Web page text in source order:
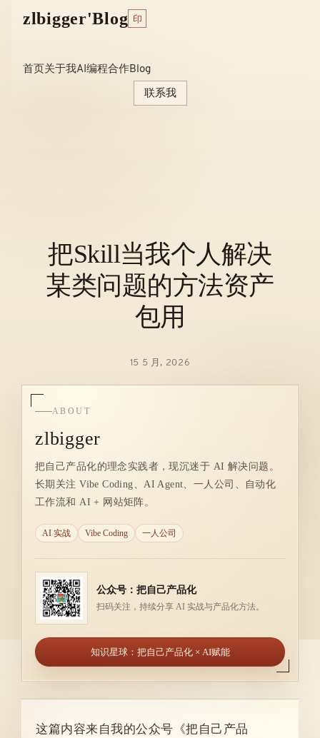
zlbigger'Blog 印
首页 关于我AI编程合作Blog
联系我
把skill当我个人解决
某类问题的方法资产
包用
15 5 月, 2026
ABOUT
zlbigger
把自己产品化的理念实践者，现沉迷于 AI 解决问题。
长期关注 Vibe Coding、AI Agent、一人公司、自动化
工作流和 AI + 网站矩阵。
AI 实战 Vibe Coding 一人公司
公众号：把自己产品化
扫码关注，持续分享 AI 实战与产品化方法。
知识星球：把自己产品化 × AI赋能
这篇内容来自我的公众号《把自己产品